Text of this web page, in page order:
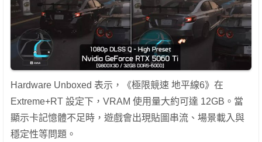
Hardware Unboxed 表示，《極限競速 地平線6》在
Extreme+RT 設定下，VRAM 使用量大約可達 12GB。當
顯示卡記憶體不足時，遊戲會出現貼圖串流、場景載入與
穩定性等問題。